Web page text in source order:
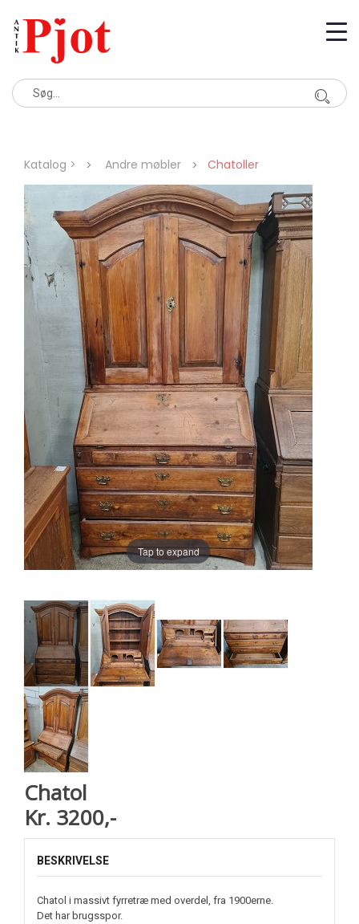
Katalog > Andre møbler Chatoller
Tap to expand
Chatol
Kr. 3200,-
BESKRIVELSE
Chatol i massivt fyrretræ med overdel, fra 1900erne.
Det har brugsspor.